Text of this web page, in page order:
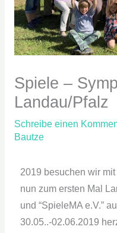
Spiele –
Landau/Pfalz
Schreibe einen
Bautze
2019 besuchen wir
nun zum ersten Mal
und “SpieleMA e.V.”
30.05..-02.06.2019